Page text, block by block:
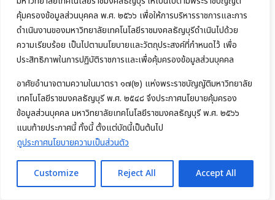
คุ้มครองข้อมูลส่วนบุคคล พ.ศ. ๒๕๖๖ เพื่อให้การบริหารราชการและการ
ดำเนินงานของมหาวิทยาลัยเทคโนโลยีราชมงคลธัญบุรีดำเนินไปด้วย
ความเรียบร้อย เป็นไปตามนโยบายและวัตถุประสงค์ที่กำหนดไว้ เพื่อ
ประสิทธิภาพในการปฏิบัติราชการและเพื่อคุ้มครองข้อมูลส่วนบุคคล
อาศัยอำนาจตามความในมาตรา ๑๗(๒) แห่งพระราชบัญญัติมหาวิทยาลัย
เทคโนโลยีราชมงคลธัญบุรี พ.ศ. ๒๕๔๘ จึงประกาศนโยบายคุ้มครอง
ข้อมูลส่วนบุคคล มหาวิทยาลัยเทคโนโลยีราชมงคลธัญบุรี พ.ศ. ๒๕๖๖
แนบท้ายประกาศนี้ ทั้งนี้ ตั้งแต่บัดนี้เป็นต้นไป
ดูประกาศนโยบายความเป็นส่วนตัว
Customize Reject All Accept All